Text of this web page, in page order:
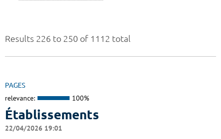
Results 226 to 250 of 1112 total
PAGES
relevance: 100%
Établissements
22/04/2026 19:01